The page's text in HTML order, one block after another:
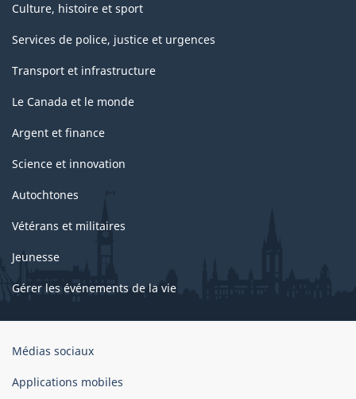
Culture, histoire et sport
Services de police, justice et urgences
Transport et infrastructure
Le Canada et le monde
Argent et finance
Science et innovation
Autochtones
Vétérans et militaires
Jeunesse
Gérer les événements de la vie
Organisation
gouvernement
Médias sociaux
Applications mobiles